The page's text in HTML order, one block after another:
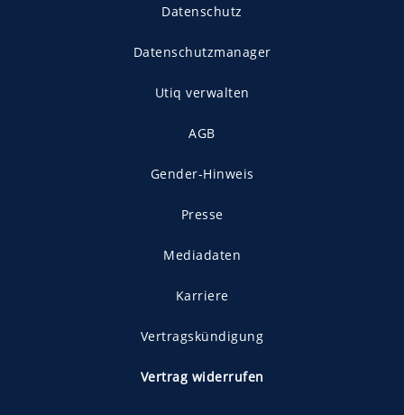
Datenschutz
Datenschutzmanager
Utiq verwalten
AGB
Gender-Hinweis
Presse
Mediadaten
Karriere
Vertragskündigung
Vertrag widerrufen